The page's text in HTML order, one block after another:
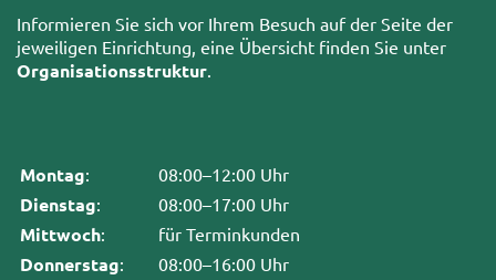
Informieren Sie sich vor Ihrem Besuch auf der Seite der
jeweiligen Einrichtung, eine Übersicht finden Sie unter
Organisationsstruktur.
Montag: 08:00–12:00 Uhr
Dienstag: 08:00–17:00 Uhr
Mittwoch: für Terminkunden
Donnerstag: 08:00–16:00 Uhr